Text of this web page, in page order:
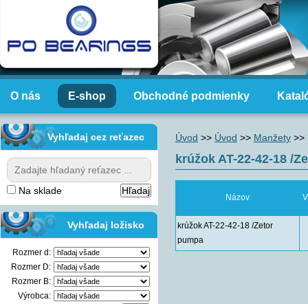
O nás E-shop Obchodné podmienky
Úvod >> Úvod >> Manžety >>
krúžok AT-22-42-18 /
Názov
krúžok AT-22-42-18 /Zetor
pumpa
Vyhľadaj cez reťazec
Na sklade
Vyhľadaj ložisko
Rozmer d:
Rozmer D:
Rozmer B:
Výrobca: